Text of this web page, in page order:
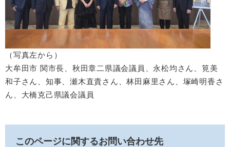
​（写真左から）
大牟田市 関市長、秋田章二県議会議員、永松均さん、筧美
和子さん、知事、瀬木直貴さん、林田麻里さん、塚崎明香さ
ん、大橋克己県議会議員
このページに関するお問い合わせ先